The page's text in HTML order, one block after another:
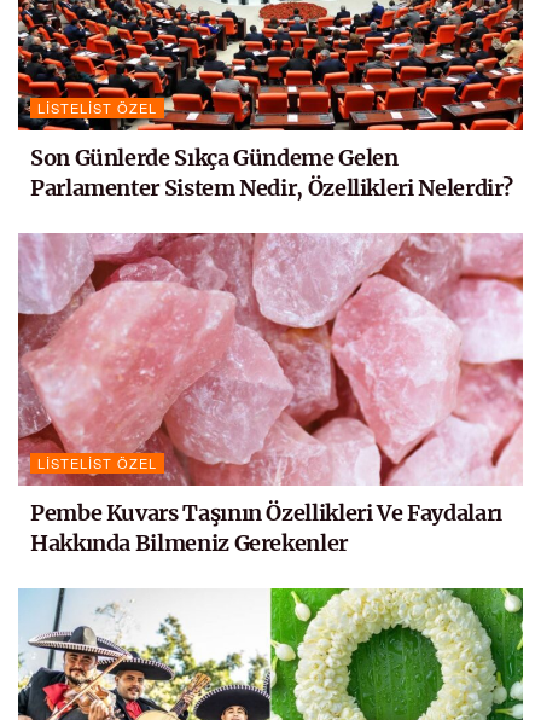
LISTELIST ÖZEL
Son Günlerde Sıkça Gündeme Gelen
Parlamenter Sistem Nedir, Özellikleri Nelerdir?
LISTELIST ÖZEL
Pembe Kuvars Taşının Özellikleri Ve Faydaları
Hakkında Bilmeniz Gerekenler